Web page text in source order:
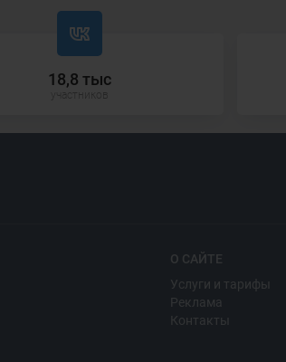
18,8 тыс
О САЙТЕ
Услуги и тарифы
Реклама
Контакты